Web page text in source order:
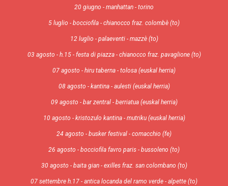
20 giugno - manhattan - torino
5 luglio - bocciofila - chianocco fraz. colombè (to)
12 luglio - palaeventi - mazzè (to)
03 agosto - h.15 - festa di piazza - chianocco fraz. pavaglione (to)
07 agosto - hiru taberna - tolosa (euskal herria)
08 agosto - kantina - aulesti (euskal herria)
09 agosto - bar zentral - berriatua (euskal herria)
10 agosto - kristozulo kantina - mutriku (euskal herria)
24 agosto - busker festival - comacchio (fe)
26 agosto - bocciofila favro paris - bussoleno (to)
30 agosto - baita gian - exilles fraz. san colombano (to)
07 settembre h.17 - antica locanda del ramo verde - alpette (to)